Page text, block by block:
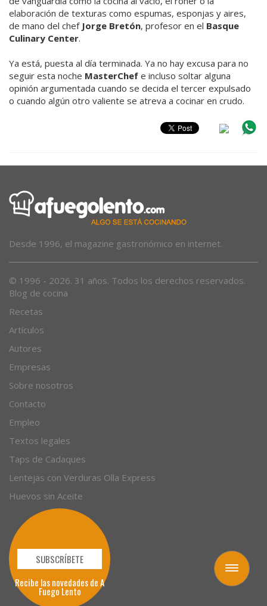
Toggle
navigation
elaboración de texturas como espumas, esponjas y aires,
de mano del chef Jorge Bretón, profesor en el Basque
Culinary Center.
Ya está, puesta al día terminada. Ya no hay excusa para no
seguir esta noche MasterChef e incluso soltar alguna
opinión argumentada cuando se decida el tercer expulsado
o cuando algún otro valiente se atreva a cocinar en crudo.
Desde 1996, el magazine gastronómico en internet.
© 1996 - 2026. 31 años. Todos los derechos reservados.
Blog de cocina
Recetas
Artículos
Autores
Empresas
Sobre nosotros
Contacto
Empleo
Textos legales
Taps de Cadaques
Lentejas con Verduras Olla Express
Huevos sin Aceite
SUBSCRÍBETE
Recibe las novedades de A
Fuego Lento